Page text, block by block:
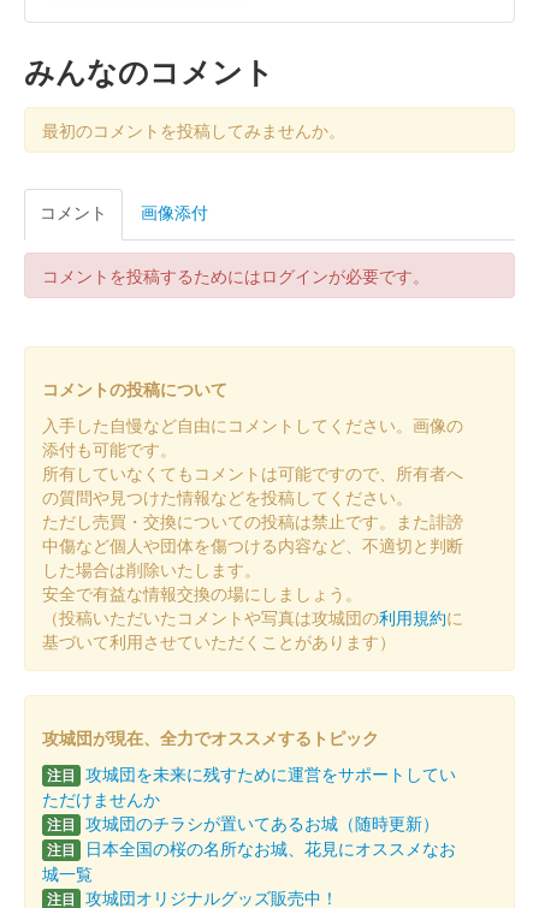
白石城 御城印 通常 印刷版
今まで和紙に手押しでスタンプを押印してあったが、全て印刷で
作成されている。
白石城 御城印
白石城 御城印
白石城 御城印
白石城 御城印 ずんスタ記念2025版 東北ずん子
白石城 御城印 ずんスタ記念2025版 東北イタコ
白石城 御城印 ずんスタ記念2025版 東北きりたん
白石城 御城印 ずんスタ記念2025版 ずんだもん
みんなのコメント
最初のコメントを投稿してみませんか。
コメント 画像添付
コメントを投稿するためにはログインが必要です。
コメントの投稿について
入手した自慢など自由にコメントしてください。画像の
添付も可能です。
所有していなくてもコメントは可能ですので、所有者へ
の質問や見つけた情報などを投稿してください。
ただし売買・交換についての投稿は禁止です。また誹謗
中傷など個人や団体を傷つける内容など、不適切と判断
した場合は削除いたします。
安全で有益な情報交換の場にしましょう。
（投稿いただいたコメントや写真は攻城団の利用規約に
基づいて利用させていただくことがあります）
攻城団が現在、全力でオススメするトピック
注目 攻城団を未来に残すために運営をサポートしてい
ただけませんか
注目 攻城団のチラシが置いてあるお城（随時更新）
注目
日本全国の桜の名所なお城、花見にオススメなお
城一覧
注目 攻城団オリジナルグッズ販売中！